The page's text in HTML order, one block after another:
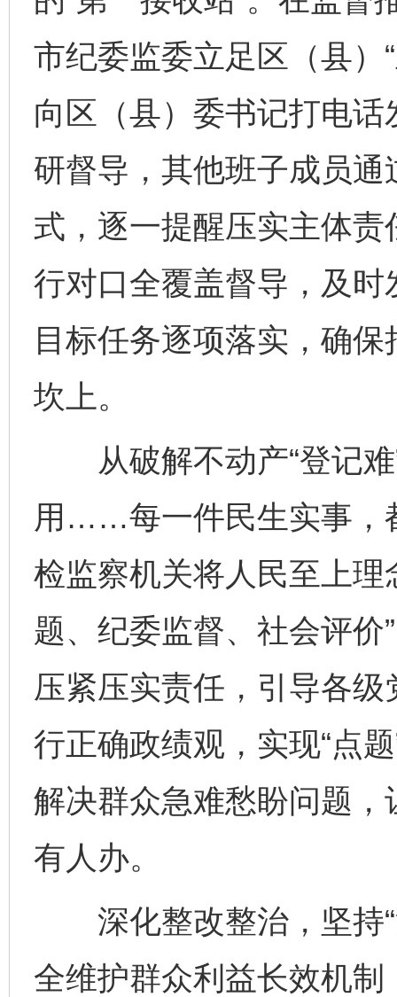
市纪委监委立足区（县）
向区（县）委书记打电
研督导，其他班子成员
式，逐一提醒压实主体
行对口全覆盖督导，及
目标任务逐项落实，确
坎上。
从破解不动产“登记难
用……每一件民生实事，
检监察机关将人民至上理
题、纪委监督、社会评价
压紧压实责任，引导各
行正确政绩观，实现“点
解决群众急难愁盼问题
有人办。
深化整改整治，坚持“
全维护群众利益长效机制